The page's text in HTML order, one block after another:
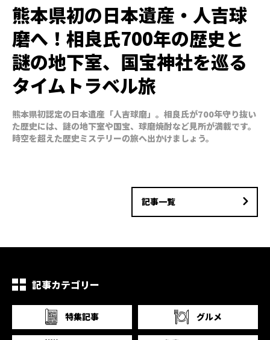
熊本県初の日本遺産・人吉球
磨へ！相良氏700年の歴史と
謎の地下室、国宝神社を巡る
タイムトラベル旅
熊本県初認定の日本遺産「人吉球磨」。相良氏が700年守り抜い
た歴史には、謎の地下室や国宝、球磨焼酎など見所が満載です。
時空を超えた歴史ミステリーの旅へ出かけましょう。
記事一覧
記事カテゴリー
特集記事 グルメ